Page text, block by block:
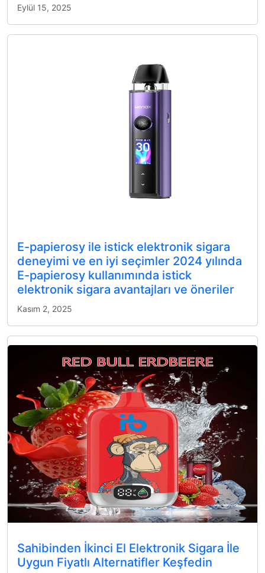
Eylül 15, 2025
E-papierosy ile istick elektronik sigara
deneyimi ve en iyi seçimler 2024 yılında
E-papierosy kullanımında istick
elektronik sigara avantajları ve öneriler
Kasım 2, 2025
Sahibinden İkinci El Elektronik Sigara İle
Uygun Fiyatlı Alternatifler Keşfedin